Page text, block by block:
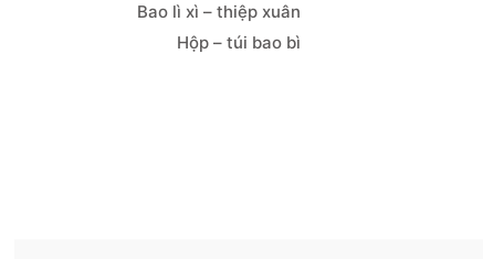
Bao lì xì – thiệp xuân
Hộp – túi bao bì